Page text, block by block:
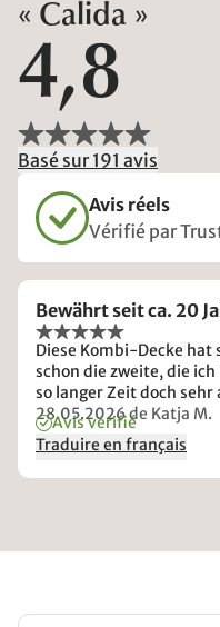
« Calida »
4,8
Basé sur 191 avis
Avis réels
Vérifié par
Bewährt seit ca. 20
Diese Kombi-Decke hat
schon die zweite, die
so langer Zeit doch sehr
großen Decke passiert
verrutscht. Ich nähe
Ecken und die Mitte.
Bettbezug und knote
28.05.2026de Katja M.
Avis vérifié
Traduire en français